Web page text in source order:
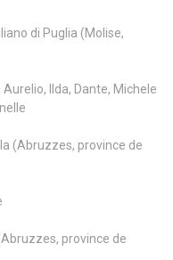
di Puglia (Molise,
Ilda, Dante, Michele
(Abruzzes, province de
province de